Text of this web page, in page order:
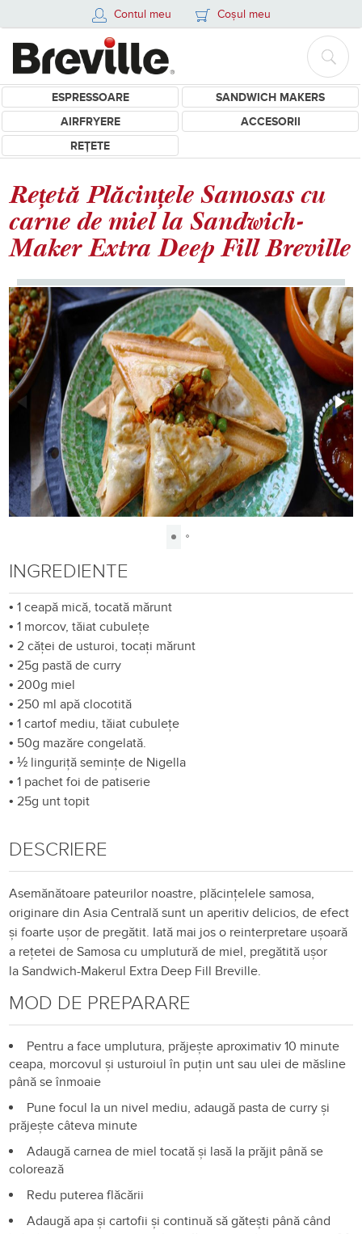
Contul meu Coșul meu
ESPRESSOARE
SANDWICH MAKERS
AIRFRYERE
ACCESORII
REȚETE
Rețetă Plăcințele Samosas cu
carne de miel la Sandwich-
Maker Extra Deep Fill Breville
INGREDIENTE
•1 ceapă mică, tocată mărunt
•1 morcov, tăiat cubulețe
• 2 căței de usturoi, tocați mărunt
• 25g pastă de curry
• 200g miel
• 250 ml apă clocotită
•1 cartof mediu, tăiat cubulețe
• 50g mazăre congelată.
•½ linguriță semințe de Nigella
•1 pachet foi de patiserie
• 25g unt topit
DESCRIERE
Asemănătoare pateurilor noastre, plăcinţelele samosa,
originare din Asia Centrală sunt un aperitiv delicios, de efect
şi foarte ușor de pregătit. Iată mai jos o reinterpretare ușoară
a rețetei de Samosa cu umplutură de miel, pregătită ușor
la Sandwich-Makerul Extra Deep Fill Breville.
MOD DE PREPARARE
Pentru a face umplutura, prăjește aproximativ 10 minute
ceapa, morcovul și usturoiul în puțin unt sau ulei de măsline
până se înmoaie
Pune focul la un nivel mediu, adaugă pasta de curry și
prăjește câteva minute
Adaugă carnea de miel tocată și lasă la prăjit până se
colorează
Redu puterea flăcării
Adaugă apa și cartofii și continuă să gătești până când